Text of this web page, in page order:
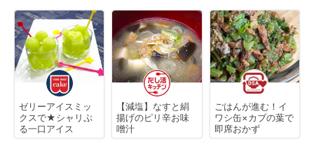
ゼリーアイスミッ
クスで★シャリぷ
る一口アイス
【減塩】なすと絹
揚げのピリ辛お味
噌汁
ごはんが進む！イ
ワシ缶×カブの葉で
即席おかず